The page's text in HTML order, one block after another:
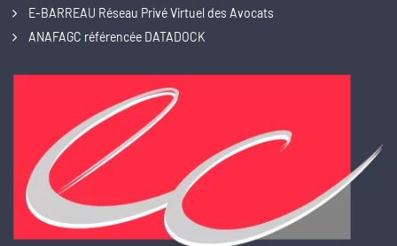
E-BARREAU Réseau Privé Virtuel des Avocats
ANAFAGC référencée DATADOCK